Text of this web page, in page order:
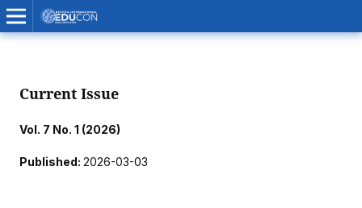
Current Issue
Vol. 7 No. 1 (2026)
Published: 2026-03-03